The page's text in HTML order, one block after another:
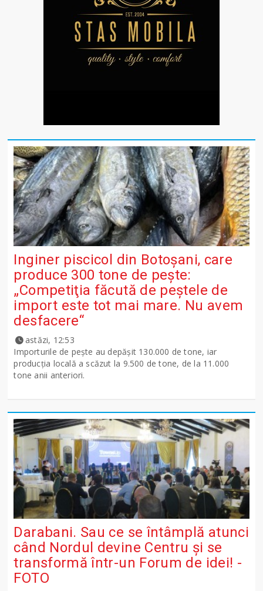
Inginer piscicol din Botoşani, care
produce 300 tone de peşte:
„Competiţia făcută de peştele de
import este tot mai mare. Nu avem
desfacere“
astăzi, 12:53
Importurile de peşte au depăşit 130.000 de tone, iar
producţia locală a scăzut la 9.500 de tone, de la 11.000
tone anii anteriori.
Darabani. Sau ce se întâmplă atunci
când Nordul devine Centru și se
transformă într-un Forum de idei! -
FOTO